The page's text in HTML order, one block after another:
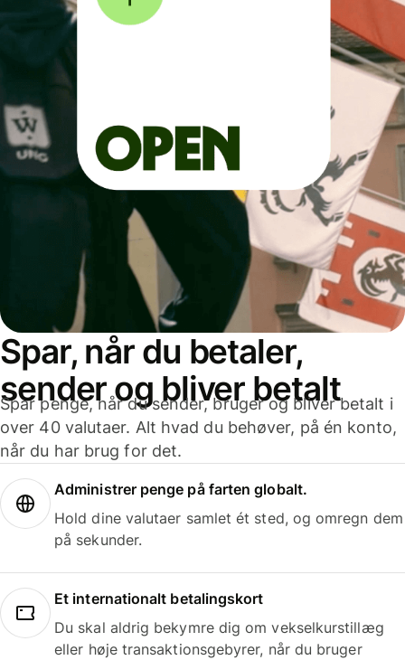
Spar, når du betaler,
sender og bliver betalt
Spar penge, når du sender, bruger og bliver betalt i
over 40 valutaer. Alt hvad du behøver, på én konto,
når du har brug for det.
Administrer penge på farten globalt.
Hold dine valutaer samlet ét sted, og omregn dem
på sekunder.
Et internationalt betalingskort
Du skal aldrig bekymre dig om vekselkurstillæg
eller høje transaktionsgebyrer, når du bruger